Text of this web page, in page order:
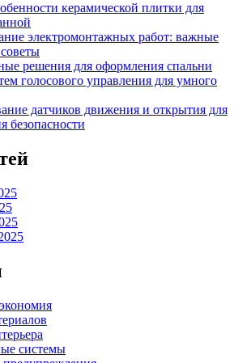
керамической плитки для
электромонтажных работ: важные
решения для оформления спальни
голосового управления для умного
датчиков движения и открытия для
безопасности
системы